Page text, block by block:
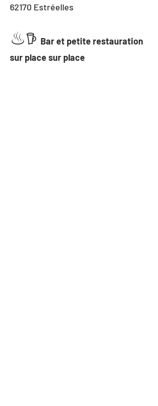
62170 Estréelles
♨︎𖠚 Bar et petite restauration
sur place sur place